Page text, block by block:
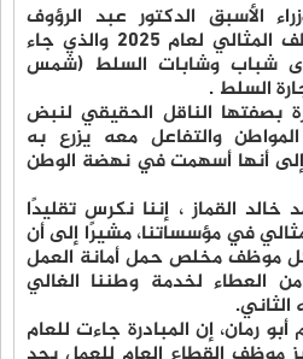
الأسبق الدكتور عبد الرؤوف
الروابدة حفل تكريم الموظف المثالي لعام 2025 والذي جاء
شباب وشابات السلط (شمس
السلط .
بصفتها الناقل الحقيقي لنبض
والتفاعل معه يزرع به
إلى أنها أسهمت في نهضة الوطن
القماز ، إننا نكرس تقليدًا
في مؤسساتنا، مشيرًا إلى أن
موظف مخلص حمل أمانة العمل
العطاء لخدمة وطننا الغالي
الثاني.
رمان، إن المبادرة جاءت للعام